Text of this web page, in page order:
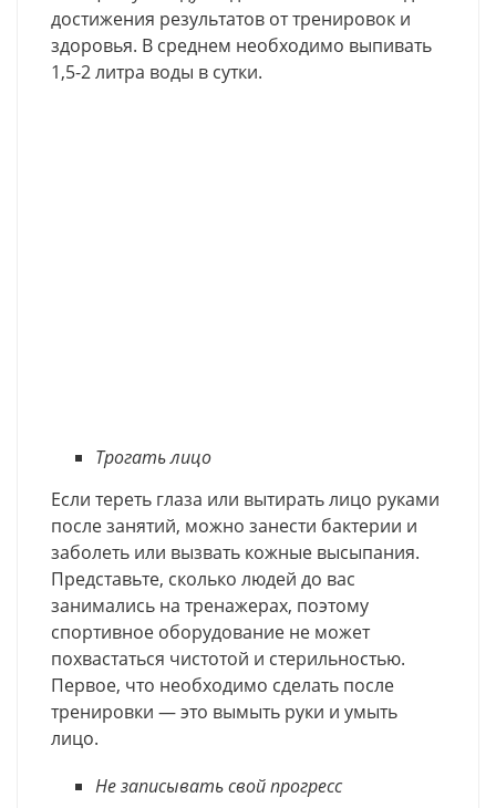
достижения результатов от тренировок и
здоровья. В среднем необходимо выпивать
1,5-2 литра воды в сутки.
Трогать лицо
Если тереть глаза или вытирать лицо руками
после занятий, можно занести бактерии и
заболеть или вызвать кожные высыпания.
Представьте, сколько людей до вас
занимались на тренажерах, поэтому
спортивное оборудование не может
похвастаться чистотой и стерильностью.
Первое, что необходимо сделать после
тренировки — это вымыть руки и умыть
лицо.
Не записывать свой прогресс